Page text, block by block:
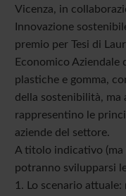
Vicenza, in
Innovazione
premio per Tesi di
Economico Aziendale
plastiche e gomma,
della sostenibilità, ma
rappresentino le
aziende del settore.
A titolo indicativo (ma
potranno svilupparsi
1. Lo scenario